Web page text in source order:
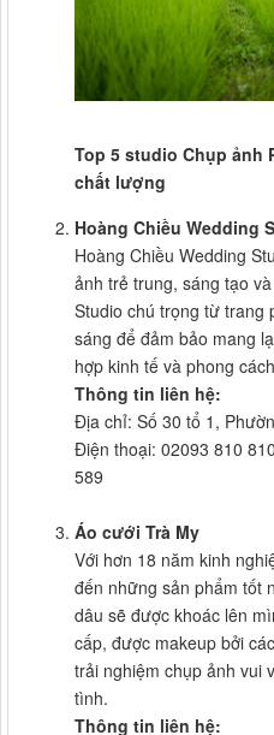
Top 5 studio Chụp ảnh
chất lượng
Hoàng Chiều Wedding
Hoàng Chiều Wedding
ảnh trẻ trung, sáng tạo
Studio chú trọng từ trang
sáng để đảm bảo mang
hợp kinh tế và phong
Thông tin liên hệ:
Địa chỉ: Số 30 tổ 1,
Điện thoại: 02093 810
589
Áo cưới Trà My
Với hơn 18 năm kinh
đến những sản phẩm tốt
dâu sẽ được khoác lên
cấp, được makeup bởi
trải nghiệm chụp ảnh vui
tình.
Thông tin liên hệ: